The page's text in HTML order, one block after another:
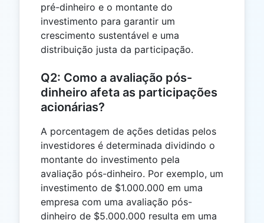
pré-dinheiro e o montante do
investimento para garantir um
crescimento sustentável e uma
distribuição justa da participação.
Q2: Como a avaliação pós-
dinheiro afeta as participações
acionárias?
A porcentagem de ações detidas pelos
investidores é determinada dividindo o
montante do investimento pela
avaliação pós-dinheiro. Por exemplo, um
investimento de $1.000.000 em uma
empresa com uma avaliação pós-
dinheiro de $5.000.000 resulta em uma